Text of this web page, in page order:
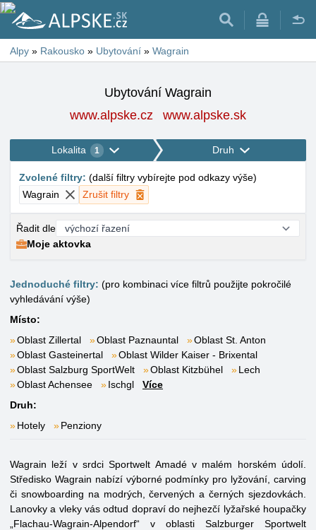
Alpy » Rakousko » Ubytování » Wagrain
Ubytování Wagrain
www.alpske.cz
www.alpske.sk
Lokalita 1 Druh
Zvolené filtry: (další filtry vybírejte pod odkazy výše)
Wagrain
Zrušit filtry
Řadit dle
Moje aktovka
Jednoduché filtry: (pro kombinaci více filtrů použijte pokročilé
vyhledávání výše)
Místo:
Oblast Zillertal
Oblast Paznauntal
Oblast St. Anton
Oblast Gasteinertal
Oblast Wilder Kaiser - Brixental
Oblast Salzburg SportWelt
Oblast Kitzbühel
Lech
Oblast Achensee
Ischgl
Více
Druh:
Hotely
Penziony
Wagrain leží v srdci Sportwelt Amadé v malém horském údolí.
Středisko Wagrain nabízí výborné podmínky pro lyžování, carving
či snowboarding na modrých, červených a černých sjezdovkách.
Lanovky a vleky vás odtud dopraví do nejhezčí lyžařské houpačky
„Flachau-Wagrain-Alpendorf“ v oblasti Salzburger Sportwelt